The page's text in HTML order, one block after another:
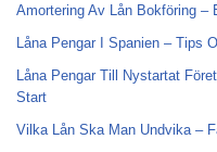
Amortering Av Lån Bokföring –
Låna Pengar I Spanien – Tips
Låna Pengar Till Nystartat
Start
Vilka Lån Ska Man Undvika –